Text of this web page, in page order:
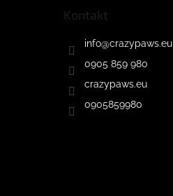
Kontakt
info@crazypaws.eu
0905 859 980
crazypaws.eu
0905859980